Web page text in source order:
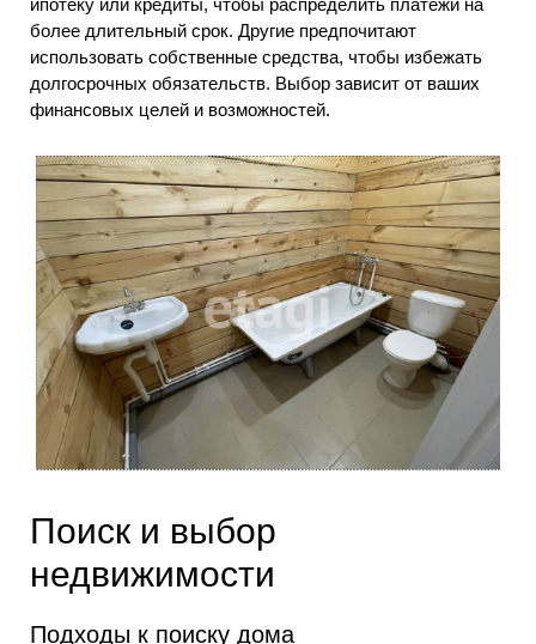
более длительный срок. Другие предпочитают
использовать собственные средства, чтобы избежать
долгосрочных обязательств. Выбор зависит от ваших
финансовых целей и возможностей.
Поиск и выбор
недвижимости
Подходы к поиску дома